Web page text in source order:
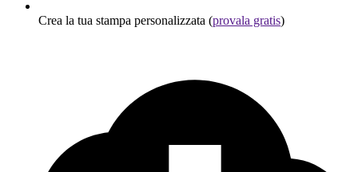
Crea la tua stampa personalizzata (provala gratis)